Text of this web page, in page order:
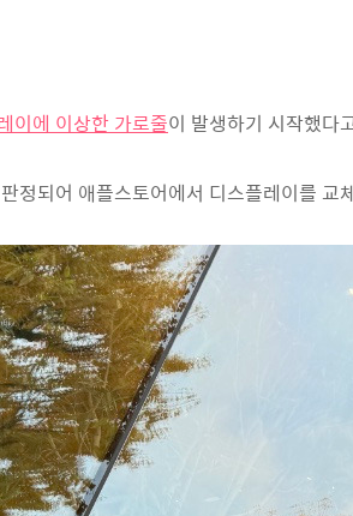
이에 이상한 가로줄이 발생하기 시작했다
정되어 애플스토어에서 디스플레이를 교